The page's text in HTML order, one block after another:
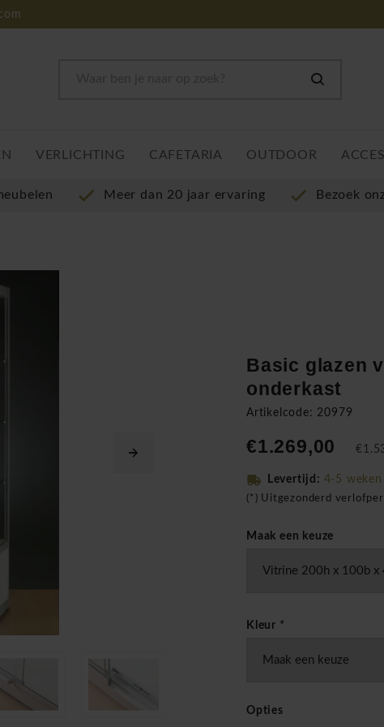
VERLICHTING CAFETARIA OUTDOOR
Meer dan 20 jaar ervaring Bezoek
Basic glazen
onderkast
Artikelcode: 20979
€1.269,00
Levertijd: 4-5 weken
(*) Uitgezonderd
Maak een keuze
Kleur *
Opties